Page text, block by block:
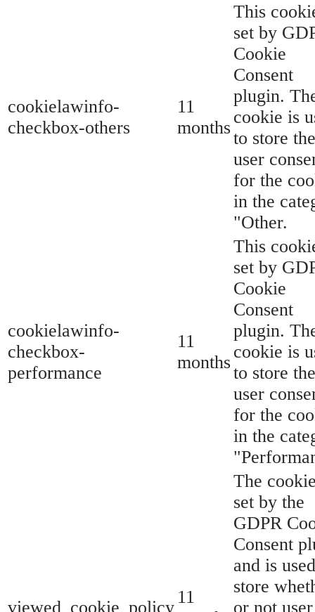
cookielawinfo-
checkbox-others
11
months
This
set by
Cookie
Consent
plugin.
cookie is
to store the
user
for the
in the
"Other.
cookielawinfo-
checkbox-
performance
11
months
This
set by
Cookie
Consent
plugin.
cookie is
to store the
user
for the
in the
viewed_cookie_policy
11
The
set by the
GDPR
Consent
and is
store
or not